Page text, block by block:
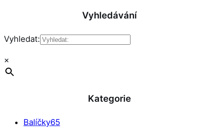
Vyhledávání
Vyhledat:
×
Kategorie
Balíčky65